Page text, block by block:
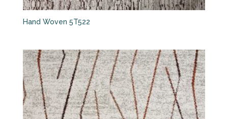
Hand Woven 5T522